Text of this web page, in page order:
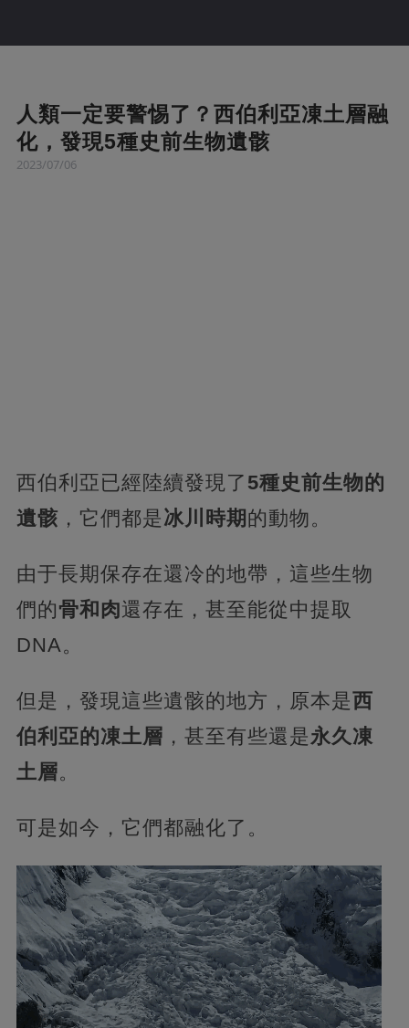
人類一定要警惕了？西伯利亞凍土層融
化，發現5種史前生物遺骸
2023/07/06
西伯利亞已經陸續發現了 5種史前生物的
遺骸 ，它們都是冰川時期 的動物。
由于長期保存在還冷的地帶，這些生物
們的骨和肉還存在，甚至能從中提取
DNA。
但是，發現這些遺骸的地方，原本是西
伯利亞的凍土層 ，甚至有些還是永久凍
土層。
可是如今，它們都融化了。